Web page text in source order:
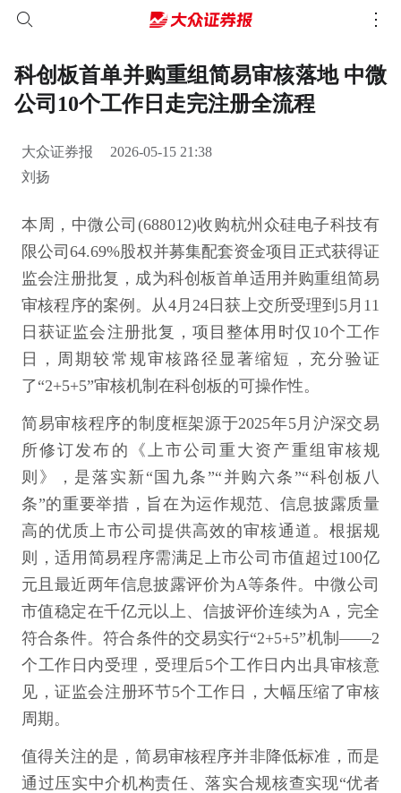
科创板首单并购重组简易审核落地 中微
公司10个工作日走完注册全流程
大众证券报
2026-05-15 21:38
刘扬
本周，中微公司(688012)收购杭州众硅电子科技有
限公司64.69%股权并募集配套资金项目正式获得证
监会注册批复，成为科创板首单适用并购重组简易
审核程序的案例。从4月24日获上交所受理到5月11
日获证监会注册批复，项目整体用时仅10个工作
日，周期较常规审核路径显著缩短，充分验证
了“2+5+5”审核机制在科创板的可操作性。
简易审核程序的制度框架源于2025年5月沪深交易
所修订发布的《上市公司重大资产重组审核规
则》，是落实新“国九条”“并购六条”“科创板八
条”的重要举措，旨在为运作规范、信息披露质量
高的优质上市公司提供高效的审核通道。根据规
则，适用简易程序需满足上市公司市值超过100亿
元且最近两年信息披露评价为A等条件。中微公司
市值稳定在千亿元以上、信披评价连续为A，完全
符合条件。符合条件的交易实行“2+5+5”机制——2
个工作日内受理，受理后5个工作日内出具审核意
见，证监会注册环节5个工作日，大幅压缩了审核
周期。
值得关注的是，简易审核程序并非降低标准，而是
通过压实中介机构责任、落实合规核查实现“优者